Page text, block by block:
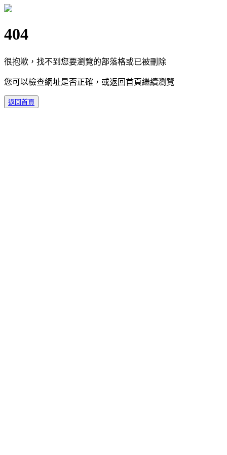
404
很抱歉，找不到您要瀏覽的部落格或已被刪除
您可以檢查網址是否正確，或返回首頁繼續瀏覽
返回首頁